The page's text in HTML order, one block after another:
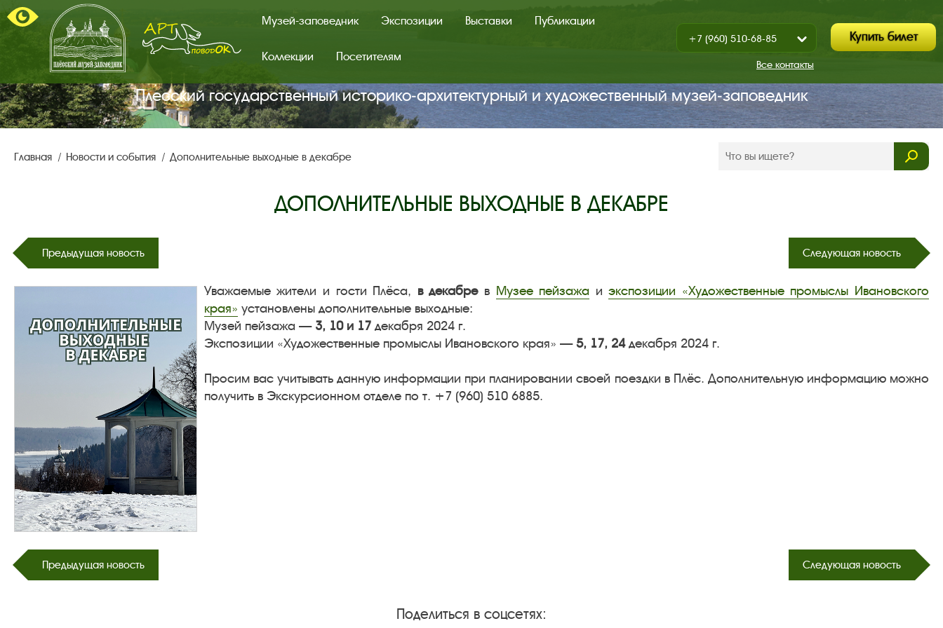
Главная
страница.
поводок.
Музей-заповедник Экспозиции Выставки Публикации
Коллекции Посетителям
Показать
/
Закрыть
+7 (960) 510-68-85
+7 (930) 347-67-70Все контакты
Купить билет
Плесский государственный историко‑архитектурный и художественный музей‑заповедник
Главная Новости и события Дополнительные выходные в декабре
ДОПОЛНИТЕЛЬНЫЕ ВЫХОДНЫЕ В ДЕКАБРЕ
Предыдущая новость Следующая новость
Уважаемые жители и гости Плёса, в декабрев Музее пейзажа иэкспозиции «Художественные промыслы Ивановского
края» установлены дополнительные выходные:
Музей пейзажа — 3, 10 и 17декабря 2024 г.
Экспозиции «Художественные промыслы Ивановского края» —5, 17, 24декабря 2024 г.
Просим вас учитывать данную информации при планировании своей поездки в Плёс. Дополнительную информацию можно
получить в Экскурсионном отделе по т. +7 (960) 510 6885.
Предыдущая новость Следующая новость
Поделиться в соцсетях: